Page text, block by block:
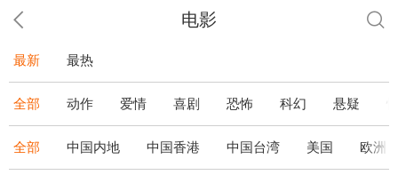
电影
最新 最热
全部 动作 爱情 喜剧 恐怖 科幻 悬疑
全部 中国内地 中国香港 中国台湾 美国 欧洲